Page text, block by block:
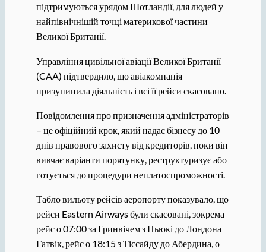
підтримуються урядом Шотландії, для людей у ​​
найпівнічнішій точці материкової частини
Великої Британії.
Управління цивільної авіації Великої Британії
(CAA) підтвердило, що авіакомпанія
призупинила діяльність і всі її рейси скасовано.
Повідомлення про призначення адміністраторів
– це офіційний крок, який надає бізнесу до 10
днів правового захисту від кредиторів, поки він
вивчає варіанти порятунку, реструктуризує або
готується до процедури неплатоспроможності.
Табло вильоту рейсів аеропорту показувало, що
рейси Eastern Airways були скасовані, зокрема
рейс о 07:00 за Гринвічем з Ньюкі до Лондона
Гатвік, рейс о 18:15 з Тіссайду до Абердина, о